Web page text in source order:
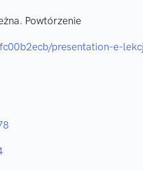
Powtórzenie
presentation-e-